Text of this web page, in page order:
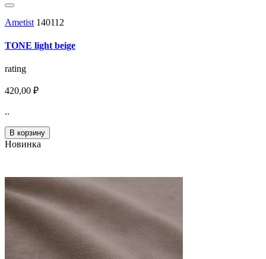
Ametist 140112
TONE light beige
rating
420,00 ₽
..
В корзину
Новинка